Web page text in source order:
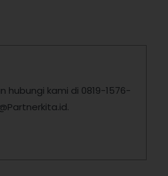
kami di 0819-1576-